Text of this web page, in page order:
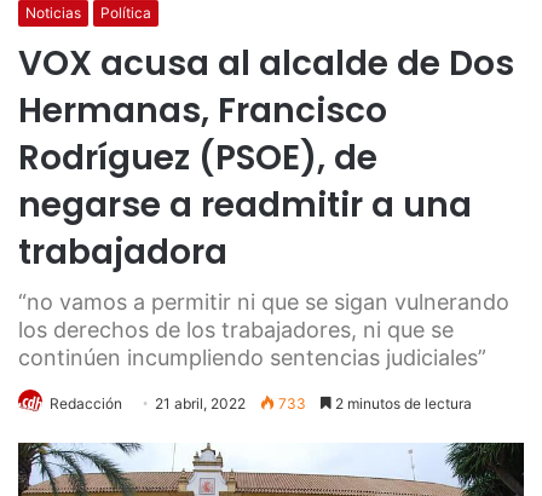
Noticias Política
VOX acusa al alcalde de Dos
Hermanas, Francisco
Rodríguez (PSOE), de
negarse a readmitir a una
trabajadora
“no vamos a permitir ni que se sigan vulnerando
los derechos de los trabajadores, ni que se
continúen incumpliendo sentencias judiciales”
Redacción 21 abril, 2022 733 2 minutos de lectura